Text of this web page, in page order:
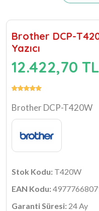
Brother DCP-
Yazıcı
12.422,70 TL
Brother DCP-T420W
Stok Kodu: T420W
EAN Kodu:
Garanti Süresi: 24 Ay